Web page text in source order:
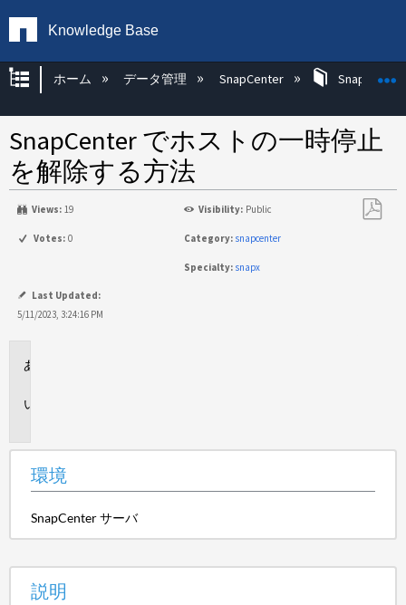
Knowledge Base
グローバル階層を展開/折りたたむ
ホーム データ管理 SnapCenter SnapCenter
SnapCenter でホストの一時停止
を解除する方法
Views: 19 Visibility: Public
Votes: 0 Category: snapcenter
Specialty: snapx
Last Updated:
5/11/2023, 3:24:16 PM
環境
SnapCenter サーバ
説明